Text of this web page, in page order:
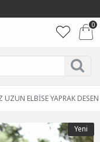
0
ELBİSE YAPRAK
Yeni